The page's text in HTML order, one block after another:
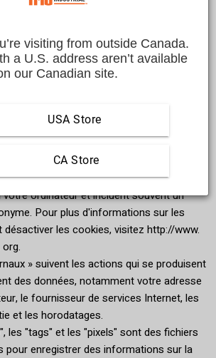
vous naviguez sur le site, nous
sur les pages Web individuelles ou
consultez, les sites Web ou les termes de
renvoyé au site et des informations sur
avec le site. Nous nous référons
automatiquement comme
"
informations sur l'appareil à l'aide des
:
des fichiers de données qui sont placés
ordinateur et incluent souvent un
Pour plus d'informations sur les
les cookies, visitez http://www.
» suivent les actions qui se produisent
des données, notamment votre adresse
le fournisseur de services Internet, les
et les horodatages.
les "tags" et les "pixels" sont des fichiers
pour enregistrer des informations sur la
visiting from outside Canada.
a U.S. address aren’t available
our Canadian site.
USA Store
CA Store